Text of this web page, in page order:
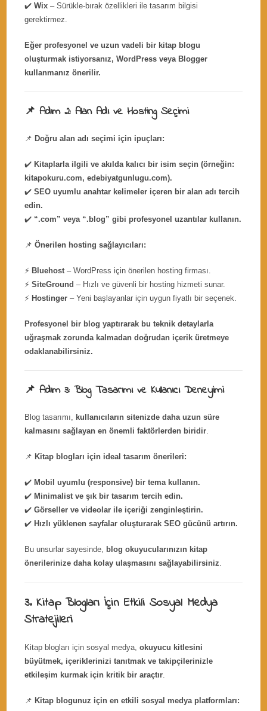
✔️Wix – Sürükle-bırak özellikleri ile tasarım bilgisi
gerektirmez.
Eğer profesyonel ve uzun vadeli bir kitap blogu
oluşturmak istiyorsanız, WordPress veya Blogger
kullanmanız önerilir.
📌 Adım 2: Alan Adı ve Hosting Seçimi
📌 Doğru alan adı seçimi için ipuçları:
✔️ Kitaplarla ilgili ve akılda kalıcı bir isim seçin (örneğin:
kitapokuru.com, edebiyatgunlugu.com).
✔️SEO uyumlu anahtar kelimeler içeren bir alan adı tercih
edin.
✔️ “.com” veya “.blog” gibi profesyonel uzantılar kullanın.
📌Önerilen hosting sağlayıcıları:
⚡ Bluehost – WordPress için önerilen hosting firması.
⚡SiteGround – Hızlı ve güvenli bir hosting hizmeti sunar.
⚡ Hostinger – Yeni başlayanlar için uygun fiyatlı bir seçenek.
Profesyonel bir blog yaptırarak bu teknik detaylarla
uğraşmak zorunda kalmadan doğrudan içerik üretmeye
odaklanabilirsiniz.
📌 Adım 3: Blog Tasarımı ve Kullanıcı Deneyimi
Blog tasarımı,
kullanıcıların sitenizde daha uzun süre
kalmasını sağlayan en önemli faktörlerden biridir
📌 Kitap blogları için ideal tasarım önerileri:
✔️ Mobil uyumlu (responsive) bir tema kullanın.
✔️ Minimalist ve şık bir tasarım tercih edin.
✔️Görseller ve videolar ile içeriği zenginleştirin.
✔️ Hızlı yüklenen sayfalar oluşturarak SEO gücünü artırın.
Bu unsurlar sayesinde,
blog okuyucularınızın kitap
önerilerinize daha kolay ulaşmasını sağlayabilirsiniz
3. Kitap Blogları İçin Etkili Sosyal Medya
Stratejileri
Kitap blogları için sosyal medya,okuyucu kitlesini
büyütmek, içeriklerinizi tanıtmak ve takipçilerinizle
etkileşim kurmak için kritik bir araçtır
📌 Kitap blogunuz için en etkili sosyal medya platformları: